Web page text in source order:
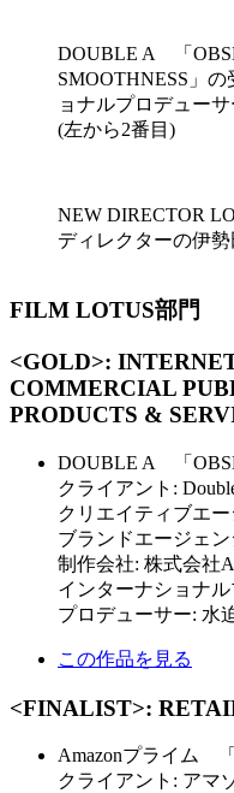
DOUBLE A 「
SMOOTHNESS」
ョナルプロデュー
(左から2番目)
NEW DIRECTOR
ディレクターの伊
FILM LOTUS部門
<GOLD>:
COMMERCIAL
PRODUCTS &
DOUBLE A 「
クライアント:
クリエイティブエ
ブランドエージェン
制作会社: 株式会社
インターナショナ
プロデューサー: 水
この作品を見る
<FINALIST>:
Amazonプライム 「
クライアント: アマ